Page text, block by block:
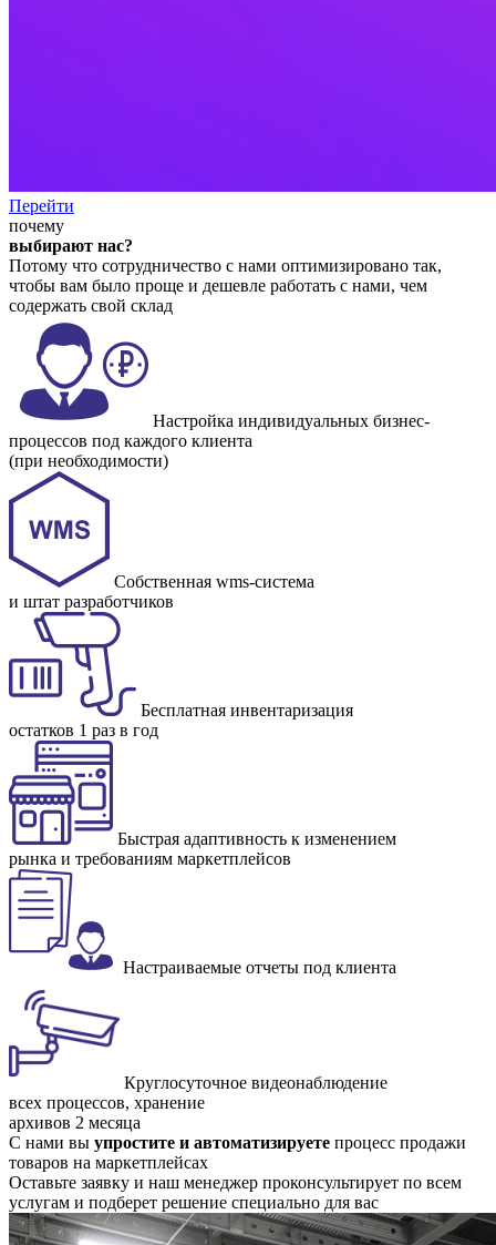
Перейти
почему
выбирают нас?
Потому что сотрудничество с нами оптимизировано так,
чтобы вам было проще и дешевле работать с нами, чем
содержать свой склад
Настройка индивидуальных бизнес-
процессов под каждого клиента
(при необходимости)
Собственная wms-система
и штат разработчиков
Бесплатная инвентаризация
остатков 1 раз в год
Быстрая адаптивность к изменением
рынка и требованиям маркетплейсов
Настраиваемые отчеты под клиента
Круглосуточное видеонаблюдение
всех процессов, хранение
архивов 2 месяца
С нами вы упростите и автоматизируете процесс продажи
товаров на маркетплейсах
Оставьте заявку и наш менеджер проконсультирует по всем
услугам и подберет решение специально для вас